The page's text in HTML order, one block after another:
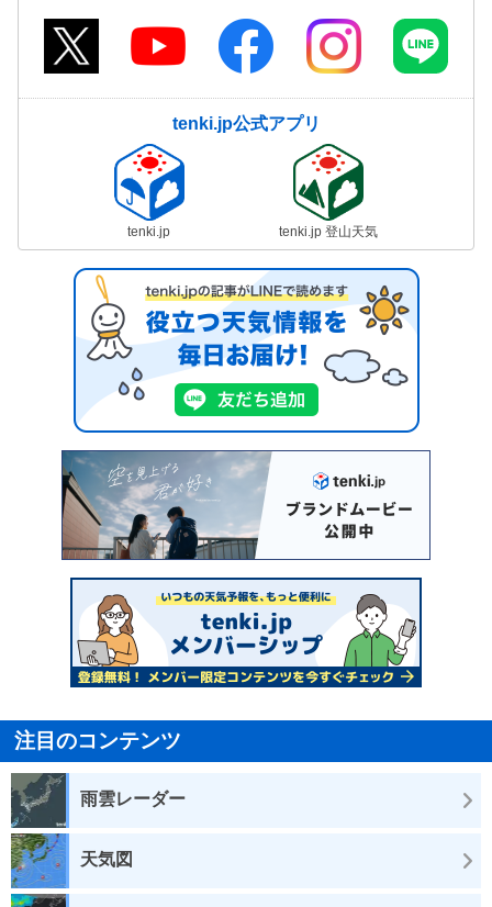
tenki.jp公式アプリ
tenki.jp tenki.jp 登山天気
注目のコンテンツ
雨雲レーダー
天気図